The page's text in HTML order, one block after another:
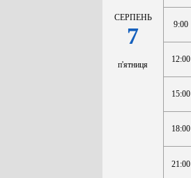
СЕРПЕНЬ
7
п'ятниця
9:00
12:00
15:00
18:00
21:00